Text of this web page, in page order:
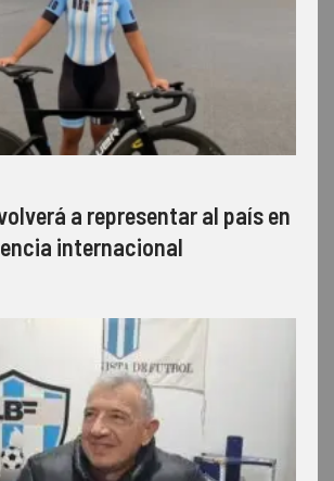
a representar al país en
internacional